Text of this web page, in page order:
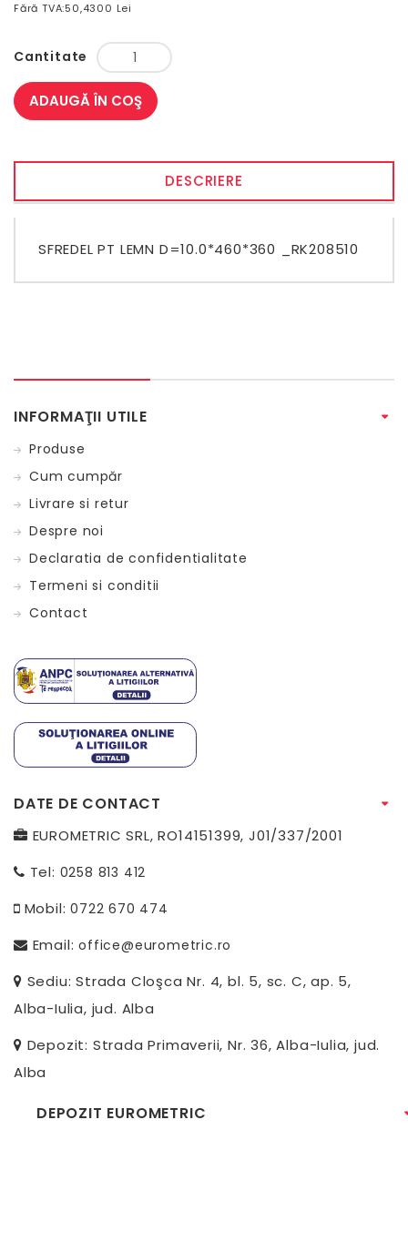
Fără TVA:50,4300 Lei
Cantitate
ADAUGĂ ÎN COŞ
DESCRIERE
SFREDEL PT LEMN D=10.0*460*360 _RK208510
INFORMAŢII UTILE
Produse
Cum cumpăr
Livrare si retur
Despre noi
Declaratia de confidentialitate
Termeni si conditii
Contact
DATE DE CONTACT
EUROMETRIC SRL, RO14151399, J01/337/2001
Tel: 0258 813 412
Mobil:0722 670 474
Email:office@eurometric.ro
Sediu: Strada Cloşca Nr. 4, bl. 5, sc. C, ap. 5,
Alba-Iulia, jud. Alba
Depozit: Strada Primaverii, Nr. 36, Alba-Iulia, jud.
Alba
DEPOZIT EUROMETRIC